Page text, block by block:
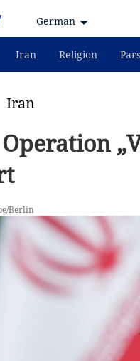
German
Iran Religion
Iran
Berlin